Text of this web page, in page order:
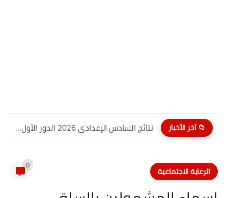
📁 آخر الأخبار نتائج السادس الإعدادي 2026 الدور الأول PDF كربلاء المقدسة| موقع...
الرعاية الاجتماعية 0